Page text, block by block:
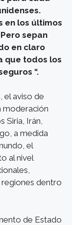
en los últimos
sepan
en claro
que todos los
“.
el aviso de
moderación
Siria, Irán,
a medida
el
al nivel
dentro
de Estado